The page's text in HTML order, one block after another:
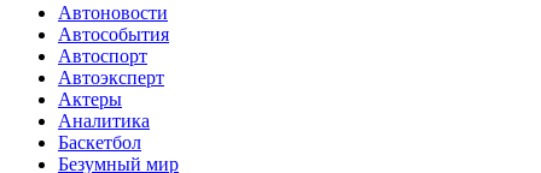
Автоновости
Автособытия
Автоспорт
Автоэксперт
Актеры
Аналитика
Баскетбол
Безумный мир